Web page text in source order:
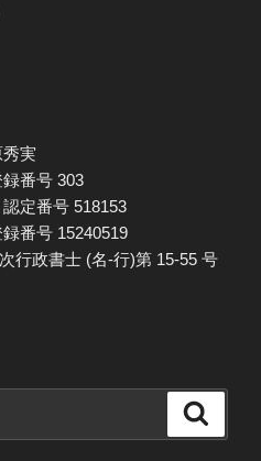
実
番号 303
定番号 518153
番号 15240519
行政書士 (名-行)第 15-55 号